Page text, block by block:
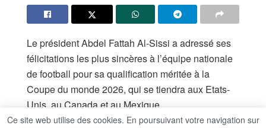
Le président Abdel Fattah Al-Sissi a adressé ses
félicitations les plus sincères à l’équipe nationale
de football pour sa qualification méritée à la
Coupe du monde 2026, qui se tiendra aux Etats-
Unis, au Canada et au Mexique.
Ce site web utilise des cookies. En poursuivant votre navigation sur